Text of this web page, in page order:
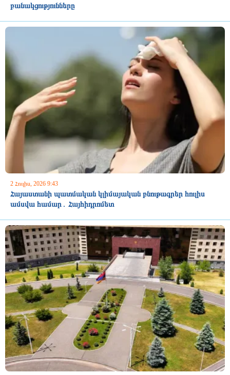
բանակցությունները
2 Հուլիս, 2026 9:43
Հայաստանի պատմական կլիմայական բնութագրեր հուլիս
ամսվա համար․ Հայհիդրոմետ